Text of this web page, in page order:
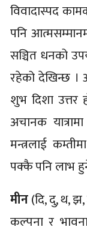
विवादास्पद
पनि
सञ्चित धनको
रहेको देखिन्छ
शुभ दिशा
अचानक
मन्त्रलाई
पक्कै पनि लाभ
मीन(दि, दु, थ,
कल्पना र